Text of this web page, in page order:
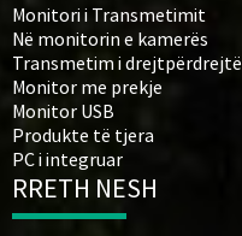
Monitori i Transmetimit
Në monitorin e kamerës
Transmetim i drejtpërdrejtë
Monitor me prekje
Monitor USB
Produkte të tjera
PC i integruar
RRETH NESH